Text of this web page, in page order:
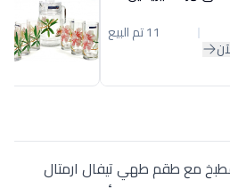
11 تم البيع
مع طقم طهي تيفال ارمتال